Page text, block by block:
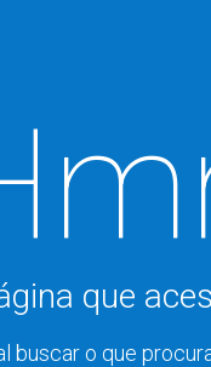
que
buscar o que